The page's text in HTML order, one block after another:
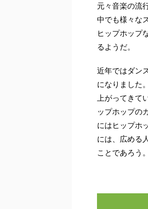
元々音楽の流
中でも様々な
ヒップホップ
るようだ。
近年ではダン
になりました
上がってきて
ップホップの
にはヒップホ
には、広める
ことであろう。